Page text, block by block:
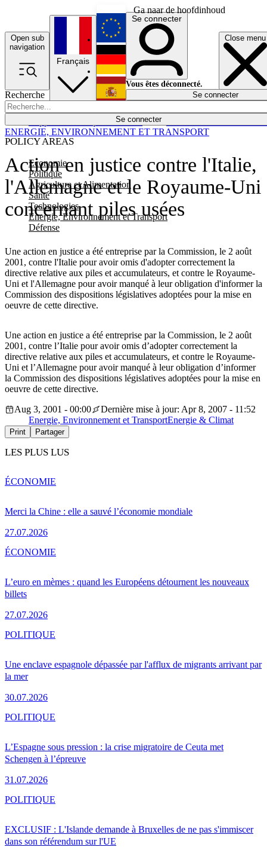
Ga naar de hoofdinhoud
Open sub
navigation
Close menu
Recherche
Se connecter
POLICY AREAS
Economie
Politique
Agriculture et Alimentation
Santé
Technologies
Energie, Environnement et Transport
Défense
Économie
Français
English
Deutsch
Español
Se connecter
Vous êtes déconnecté.
Se connecter
Action en justice contre l'Italie,
l'Allemagne et le Royaume-Uni
concernant piles usées
Une action en justice a été entreprise par la Commission, le 2 août
2001, contre l'Italie pour avoir omis d'adopter correctement la
directive relative aux piles et accumulateurs, et contre le Royaume-
Uni et l'Allemagne pour avoir manqué à leur obligation d'informer la
Commission des dispositions législatives adoptées pour la mise en
oeuvre de cette directive.
ENERGIE, ENVIRONNEMENT ET TRANSPORT
Une action en justice a été entreprise par la Commission, le 2 août
2001, contre l’Italie pour avoir omis d’adopter correctement la
directive relative aux piles et accumulateurs, et contre le Royaume-
Uni et l’Allemagne pour avoir manqué à leur obligation d’informer
la Commission des dispositions législatives adoptées pour la mise en
oeuvre de cette directive.
Aug 3, 2001 - 00:00
Dernière mise à jour: Apr 8, 2007 - 11:52
Energie, Environnement et TransportEnergie & Climat
Print Partager
LES PLUS LUS
Merci la Chine : elle a sauvé l’économie mondiale
27.07.2026
ÉCONOMIE
L’euro en mèmes : quand les Européens détournent les nouveaux
billets
27.07.2026
ÉCONOMIE
Une enclave espagnole dépassée par l'afflux de migrants arrivant par
la mer
30.07.2026
POLITIQUE
L’Espagne sous pression : la crise migratoire de Ceuta met
Schengen à l’épreuve
31.07.2026
POLITIQUE
EXCLUSIF : L'Islande demande à Bruxelles de ne pas s'immiscer
dans son référendum sur l'UE
POLITIQUE